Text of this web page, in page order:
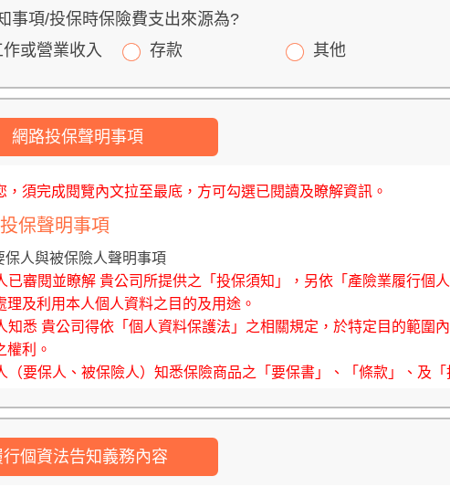
事項/投保時保險費支出來源為?
作或營業收入
存款 其他
網路投保聲明事項
，須完成閱覽內文拉至最底，方可勾選已閱讀及瞭解資訊。
保聲明事項
保人與被保險人聲明事項
已審閱並瞭解 貴公司所提供之「投保須知」，另依「產險業履行個
理及利用本人個人資料之目的及用途。
知悉 貴公司得依「個人資料保護法」之相關規定，於特定目的範圍
權利。
（要保人、被保險人）知悉保險商品之「要保書」、「條款」、及
保留承保與否之權利。其他未盡詳細事項，依保單條款辦理。
參考其他相關商品資訊，可查閱本公司網站或洽服務人員辦理。
行個資法告知義務內容